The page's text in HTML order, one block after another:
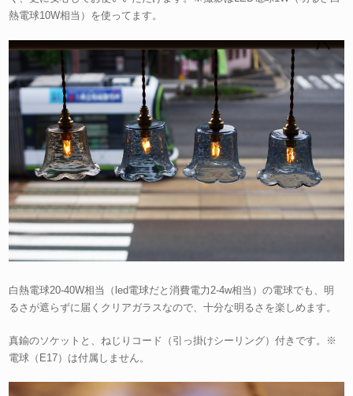
熱電球10W相当）を使ってます。
白熱電球20-40W相当（led電球だと消費電力2-4w相当）の電球でも、明
るさが遮らずに届くクリアガラスなので、十分な明るさを楽しめます。
真鍮のソケットと、ねじりコード（引っ掛けシーリング）付きです。※
電球（E17）は付属しません。